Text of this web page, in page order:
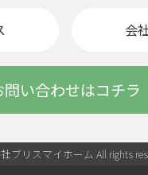
会
問い合わせはコチラ
ブリスマイホーム All rights